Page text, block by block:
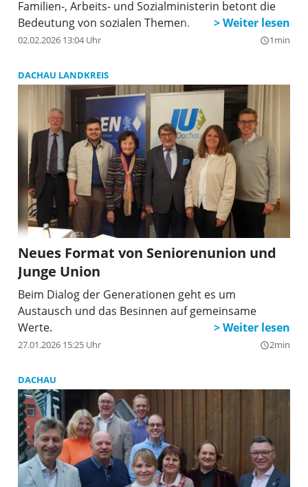
Familien-, Arbeits- und Sozialministerin betont die
Bedeutung von sozialen Themen.
02.02.2026 13:04 Uhr query_builder1min
DACHAU LANDKREIS
Neues Format von Seniorenunion und
Junge Union
Beim Dialog der Generationen geht es um
Austausch und das Besinnen auf gemeinsame
Werte.
27.01.2026 15:25 Uhr query_builder2min
DACHAU